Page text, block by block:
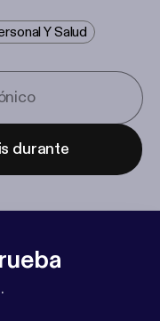
Y Salud
durante